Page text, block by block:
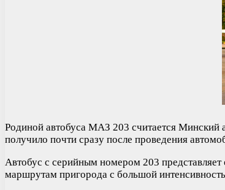
Родиной автобуса МАЗ 203 считается Минский
получило почти сразу после проведения
Автобус с серийным номером 203
маршрутам пригорода с большой